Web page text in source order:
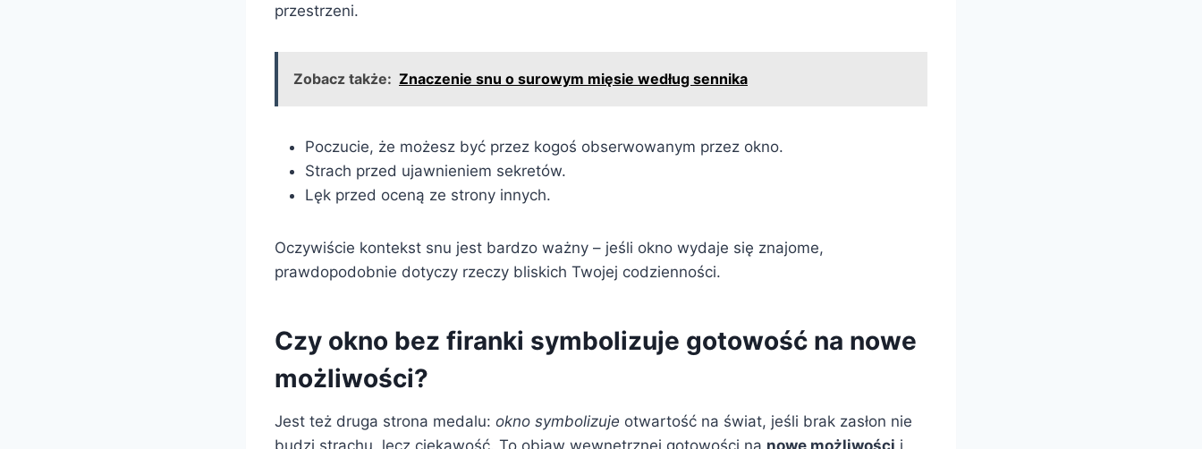
przestrzeni.
Zobacz także: Znaczenie snu o surowym mięsie według sennika
Poczucie, że możesz być przez kogoś obserwowanym przez okno.
Strach przed ujawnieniem sekretów.
Lęk przed oceną ze strony innych.
Oczywiście kontekst snu jest bardzo ważny – jeśli okno wydaje się znajome,
prawdopodobnie dotyczy rzeczy bliskich Twojej codzienności.
Czy okno bez firanki symbolizuje gotowość na nowe
możliwości?
Jest też druga strona medalu: okno symbolizuje otwartość na świat, jeśli brak zasłon nie
budzi strachu, lecz ciekawość. To objaw wewnętrznej gotowości na nowe możliwości i